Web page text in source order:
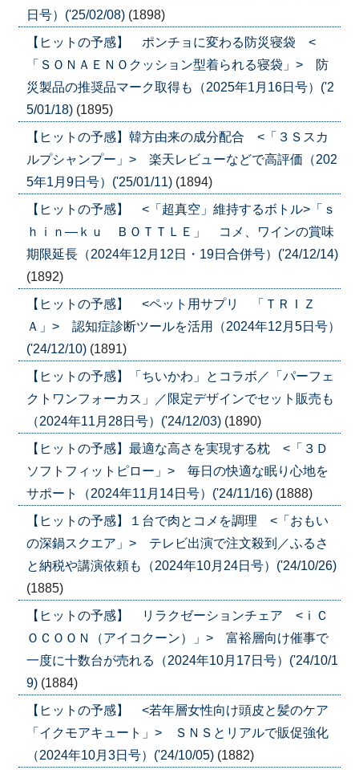
日号）('25/02/08) (1898)
【ヒットの予感】 ポンチョに変わる防災寝袋 <
「ＳＯＮＡＥＮＯクッション型着られる寝袋」> 防
災製品の推奨品マーク取得も（2025年1月16日号）('2
5/01/18) (1895)
【ヒットの予感】韓方由来の成分配合 <「３Ｓスカ
ルプシャンプー」> 楽天レビューなどで高評価（202
5年1月9日号）('25/01/11) (1894)
【ヒットの予感】 <「超真空」維持するボトル>「ｓ
ｈｉｎ―ｋｕ ＢＯＴＴＬＥ」 コメ、ワインの賞味
期限延長（2024年12月12日・19日合併号）('24/12/14)
(1892)
【ヒットの予感】 <ペット用サプリ 「ＴＲＩＺ
Ａ」> 認知症診断ツールを活用（2024年12月5日号）
('24/12/10) (1891)
【ヒットの予感】「ちいかわ」とコラボ／「パーフェ
クトワンフォーカス」／限定デザインでセット販売も
（2024年11月28日号）('24/12/03) (1890)
【ヒットの予感】最適な高さを実現する枕 <「３Ｄ
ソフトフィットピロー」> 毎日の快適な眠り心地を
サポート（2024年11月14日号）('24/11/16) (1888)
【ヒットの予感】１台で肉とコメを調理 <「おもい
の深鍋スクエア」> テレビ出演で注文殺到／ふるさ
と納税や講演依頼も（2024年10月24日号）('24/10/26)
(1885)
【ヒットの予感】 リラクゼーションチェア <ｉＣ
ＯＣＯＯＮ（アイコクーン）」> 富裕層向け催事で
一度に十数台が売れる（2024年10月17日号）('24/10/1
9) (1884)
【ヒットの予感】 <若年層女性向け頭皮と髪のケア
「イクモアキュート」> ＳＮＳとリアルで販促強化
（2024年10月3日号）('24/10/05) (1882)